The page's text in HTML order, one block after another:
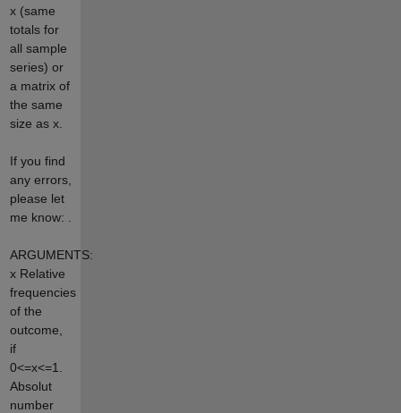
x (same
totals for
all sample
series) or
a matrix of
the same
size as x.
If you find
any errors,
please let
me know: .
ARGUMENTS:
x Relative
frequencies
of the
outcome,
if
0<=x<=1.
Absolut
number